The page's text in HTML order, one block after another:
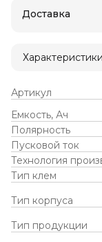
Доставка
Характеристики
Артикул
Емкость, Ач
Полярность
Пусковой ток
Технология
Тип клем
Тип корпуса
Тип продукции